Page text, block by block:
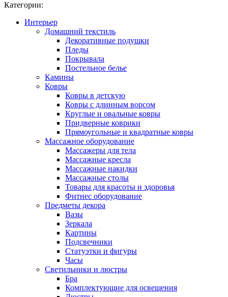
Категории:
Интерьер
Домашний текстиль
Декоративные подушки
Пледы
Покрывала
Постельное белье
Камины
Ковры
Ковры в детскую
Ковры с длинным ворсом
Круглые и овальные ковры
Придверные коврики
Прямоугольные и квадратные ковры
Массажное оборудование
Массажеры для тела
Массажные кресла
Массажные накидки
Массажные столы
Товары для красоты и здоровья
Фитнес оборудование
Предметы декора
Вазы
Зеркала
Картины
Подсвечники
Статуэтки и фигуры
Часы
Светильники и люстры
Бра
Комплектующие для освещения